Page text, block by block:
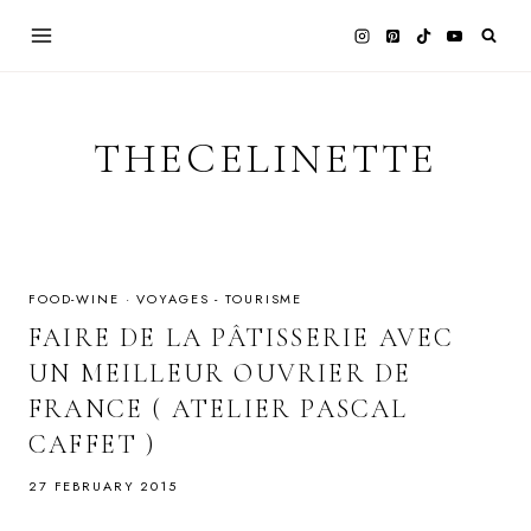
THECELINETTE
FOOD-WINE ·VOYAGES - TOURISME
FAIRE DE LA PÂTISSERIE AVEC
UN MEILLEUR OUVRIER DE
FRANCE ( ATELIER PASCAL
CAFFET )
27 FEBRUARY 2015